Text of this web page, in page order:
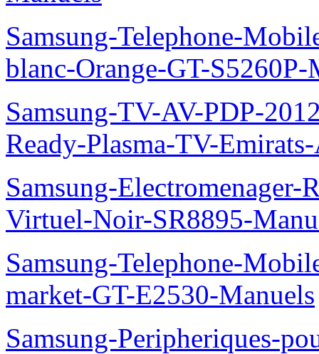
Samsung-Telephone-
blanc-Orange-GT-S5260P-
Samsung-TV-AV-PDP-
Ready-Plasma-TV-
Samsung-
Virtuel-Noir-SR8895-
Samsung-Telephone-
market-GT-E2530-Manuels
Samsung-Peripheriques-